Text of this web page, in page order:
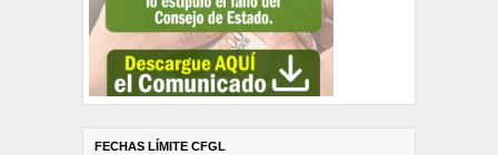
FECHAS LÍMITE CFGL